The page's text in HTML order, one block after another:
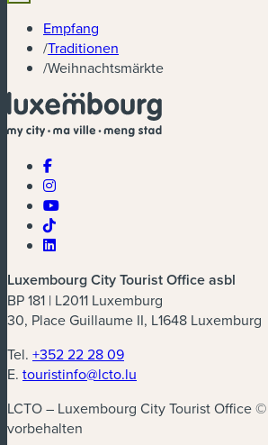
Empfang
/Traditionen
/Weihnachtsmärkte
Luxembourg City Tourist Office asbl
BP 181 | L2011 Luxemburg
30, Place Guillaume II, L1648 Luxemburg
Tel. +352 22 28 09
E. touristinfo@lcto.lu
LCTO – Luxembourg City Tourist Office
vorbehalten